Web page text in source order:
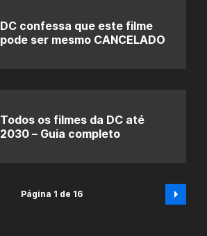
DC confessa que este filme
pode ser mesmo CANCELADO
Todos os filmes da DC até
2030 – Guia completo
Página 1 de 16